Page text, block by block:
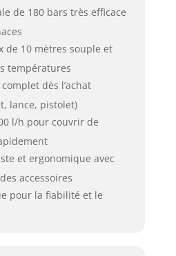
de 180 bars très efficace
de 10 mètres souple et
températures
dès l’achat
lance, pistolet)
l/h pour couvrir de
et ergonomique avec
accessoires
pour la fiabilité et le